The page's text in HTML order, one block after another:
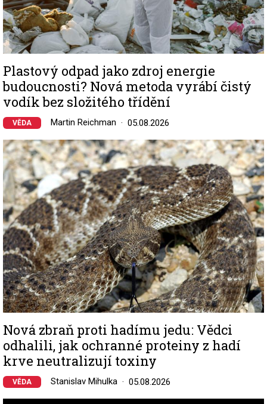
Plastový odpad jako zdroj energie
budoucnosti? Nová metoda vyrábí čistý
vodík bez složitého třídění
VĚDA Martin Reichman 05.08.2026
Image
Nová zbraň proti hadímu jedu: Vědci
odhalili, jak ochranné proteiny z hadí
krve neutralizují toxiny
VĚDA Stanislav Mihulka 05.08.2026